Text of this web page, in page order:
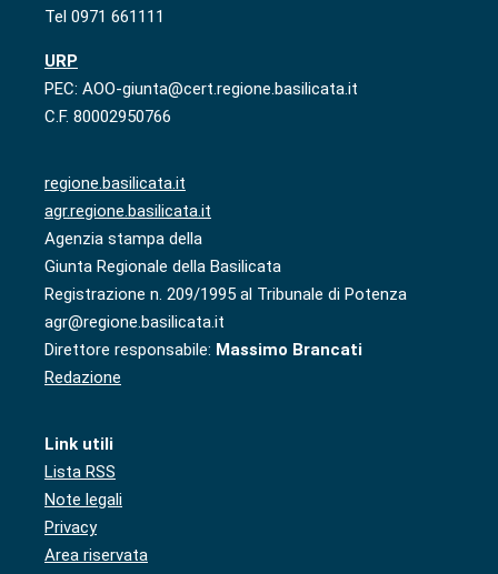
Tel 0971 661111
URP
PEC: AOO-giunta@cert.regione.basilicata.it
C.F. 80002950766
regione.basilicata.it
agr.regione.basilicata.it
Agenzia stampa della
Giunta Regionale della Basilicata
Registrazione n. 209/1995 al Tribunale di Potenza
agr@regione.basilicata.it
Direttore responsabile: Massimo Brancati
Redazione
Link utili
Lista RSS
Note legali
Privacy
Area riservata